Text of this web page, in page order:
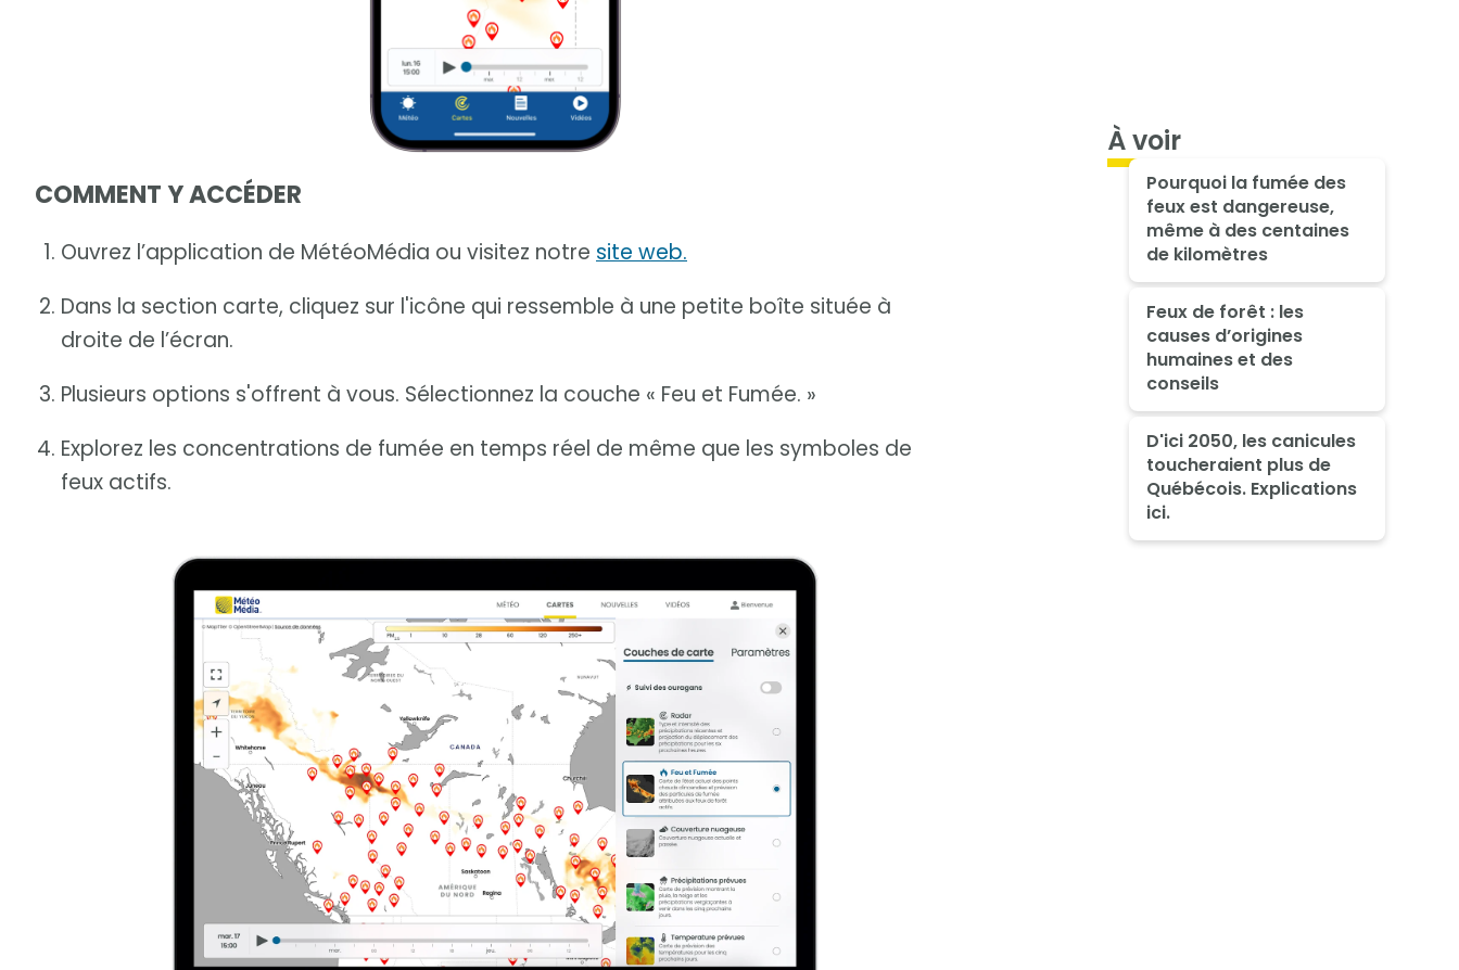
COMMENT Y ACCÉDER
Ouvrez l’application de MétéoMédia ou visitez notre site web.
Dans la section carte, cliquez sur l'icône qui ressemble à une petite boîte située à
droite de l’écran.
Plusieurs options s'offrent à vous. Sélectionnez la couche « Feu et Fumée. »
Explorez les concentrations de fumée en temps réel de même que les symboles de
feux actifs.
À voir
Pourquoi la fumée des
feux est dangereuse,
même à des centaines
de kilomètres
Feux de forêt : les
causes d’origines
humaines et des
conseils
D'ici 2050, les canicules
toucheraient plus de
Québécois. Explications
ici.